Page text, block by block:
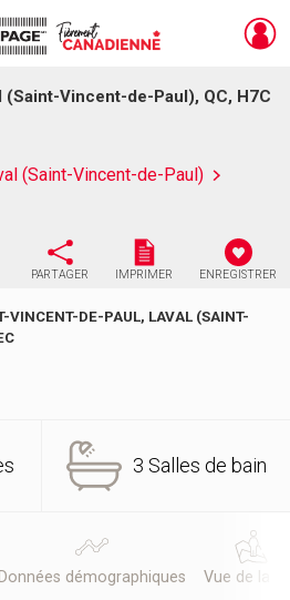
(Saint-Vincent-de-Paul), QC, H7C
(Saint-Vincent-de-Paul)
PARTAGER IMPRIMER ENREGISTRER
VINCENT-DE-PAUL, LAVAL (SAINT-
3 Salles de bain
Données démographiques Vue de la